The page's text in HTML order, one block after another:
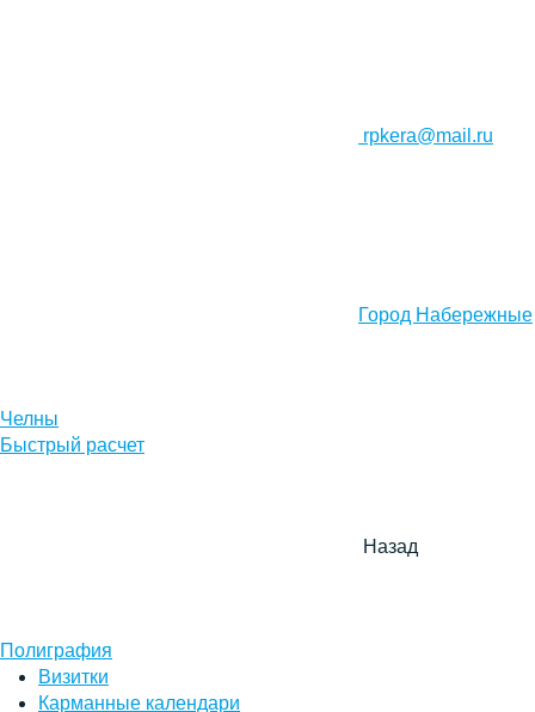
rpkera@mail.ru
Город Набережные
Челны
Быстрый расчет
Назад
Полиграфия
Визитки
Карманные календари